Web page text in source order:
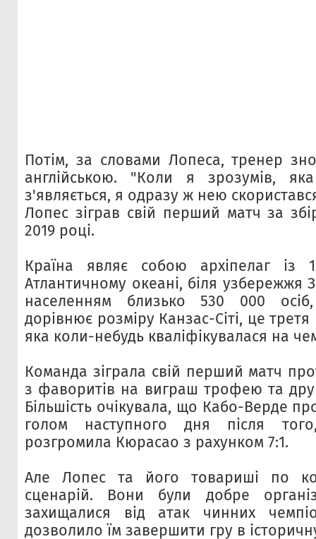
Потім, за словами Лопеса, тренер
англійською. "Коли я зрозумів,
з'являється, я одразу ж нею
Лопес зіграв свій перший матч за
2019 році.
Країна являє собою архіпелаг із
Атлантичному океані, біля узбережжя
населенням близько 530 000
дорівнює розміру Канзас-Сіті, це
яка коли-небудь кваліфікувалася на
Команда зіграла свій перший матч
з фаворитів на виграш трофею та
Більшість очікувала, що Кабо-Верде
голом наступного дня після
розгромила Кюрасао з рахунком 7:1.
Але Лопес та його товариші по
сценарій. Вони були добре
захищалися від атак чинних
дозволило їм завершити гру в